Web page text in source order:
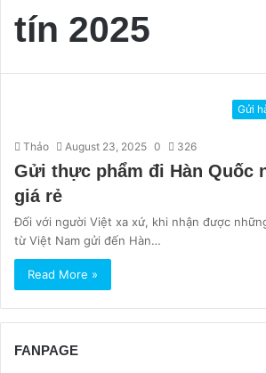
tín 2025
Gửi
Thảo August 23, 2025 0 326
Gửi thực phẩm đi Hàn Quốc
giá rẻ
Đối với người Việt xa xứ, khi nhận được
từ Việt Nam gửi đến Hàn…
Read More »
FANPAGE